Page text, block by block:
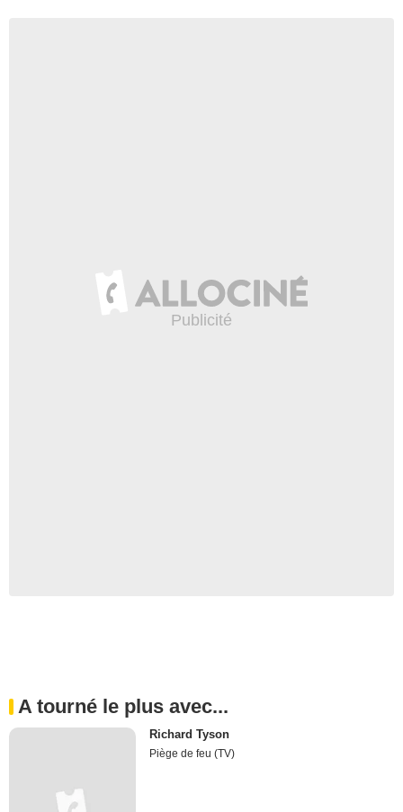
A tourné le plus avec...
Richard Tyson
Piège de feu (TV)